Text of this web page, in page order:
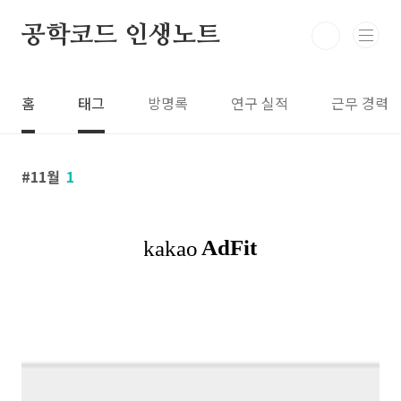
공학코드 인생노트
홈 태그 방명록 연구 실적 근무 경력
11월 1